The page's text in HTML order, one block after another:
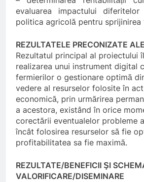
evaluarea impactului
politica agricolă pentru sprijinirea
REZULTATELE PRECONIZATE
Rezultatul principal al proiectului
realizarea unui instrument digital
fermierilor o gestionare optimă
vedere al resurselor folosite în
economică, prin urmărirea
a acestora, existând în orice
corectării eventualelor probleme
încât folosirea resurselor să fie
profitabilitatea sa fie maximă.
REZULTATE/BENEFICII ŞI
VALORIFICARE/DISEMINARE